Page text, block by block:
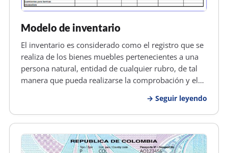
Modelo de inventario
El inventario es considerado como el registro que se
realiza de los bienes muebles pertenecientes a una
persona natural, entidad de cualquier rubro, de tal
manera que pueda realizarse la comprobación y el
determinar el estado de estos, así como la ausencia
en caso existiera.…
Seguir leyendo